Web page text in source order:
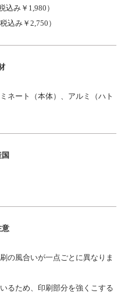
込み￥1,980）
込み￥2,750）
ネート（本体）、アルミ（ハト
国
意
の風合いが一点ごとに異なりま
るため、印刷部分を強くこする